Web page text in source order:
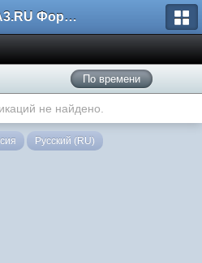
ARMA3.RU Форум
По времени
не найдено.
Русский (RU)